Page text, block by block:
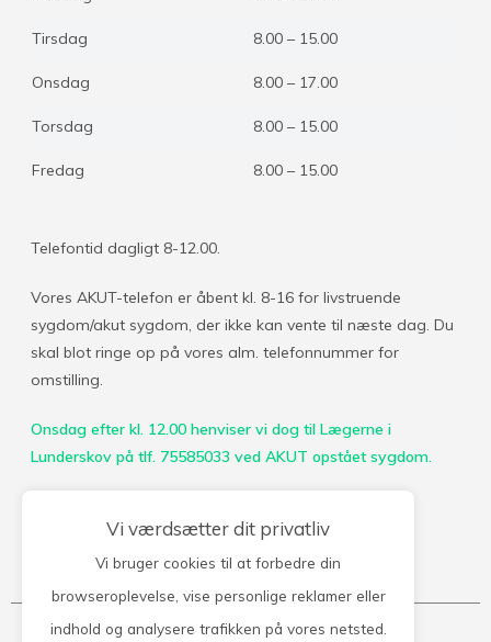
Tirsdag 8.00 – 15.00
Onsdag 8.00 – 17.00
Torsdag 8.00 – 15.00
Fredag 8.00 – 15.00
Telefontid dagligt 8-12.00.
Vores AKUT-telefon er åbent kl. 8-16 for livstruende
sygdom/akut sygdom, der ikke kan vente til næste dag. Du
skal blot ringe op på vores alm. telefonnummer for
omstilling.
Onsdag efter kl. 12.00 henviser vi dog til Lægerne i
Lunderskov på tlf. 75585033 ved AKUT opstået sygdom.
Kontakt klinikken
Vi værdsætter dit privatliv
Vi bruger cookies til at forbedre din
browseroplevelse, vise personlige reklamer eller
indhold og analysere trafikken på vores netsted.